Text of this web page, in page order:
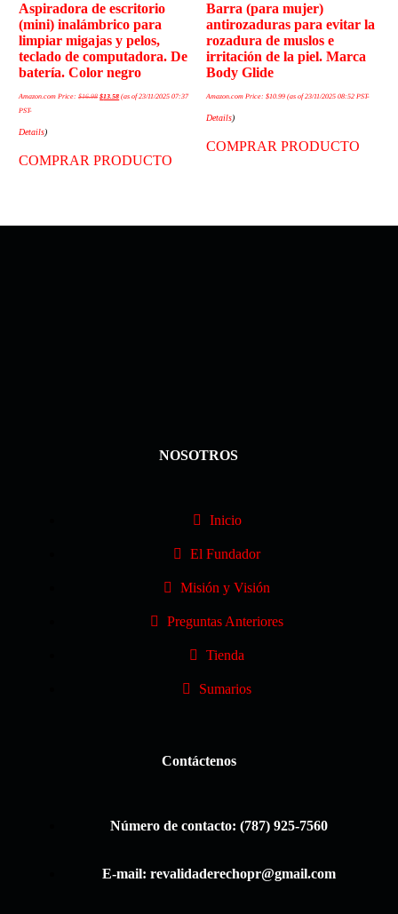
Aspiradora de escritorio
(mini) inalámbrico para
limpiar migajas y pelos,
teclado de computadora. De
batería. Color negro
Amazon.com Price:$16.98 $13.58 (as of 23/11/2025 07:37
PST-
Details)
COMPRAR PRODUCTO
Barra (para mujer)
antirozaduras para evitar la
rozadura de muslos e
irritación de la piel. Marca
Body Glide
Amazon.com Price:$10.99 (as of 23/11/2025 08:52 PST-
Details)
COMPRAR PRODUCTO
NOSOTROS
Inicio
El Fundador
Misión y Visión
Preguntas Anteriores
Tienda
Sumarios
Contáctenos
Número de contacto: (787) 925-7560
E-mail: revalidaderechopr@gmail.com